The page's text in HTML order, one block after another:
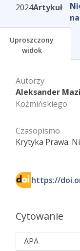
2024Artykuł
Uproszczony
widok
Autorzy
Aleksander
Koźmińskiego
Czasopismo
Krytyka Prawa.
https://
Cytowanie